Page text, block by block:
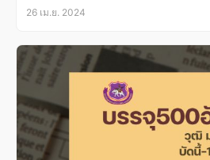
26 เม.ย. 2024